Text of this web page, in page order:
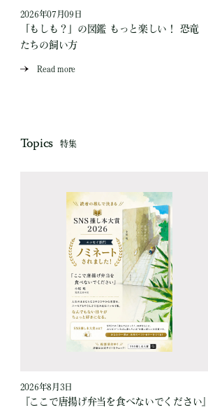
2026年07月09日
「もしも？」の図鑑 もっと楽しい！ 恐竜
たちの飼い方
Read more
Topics 特集
2026年8月3日
『ここで唐揚げ弁当を食べないでください』